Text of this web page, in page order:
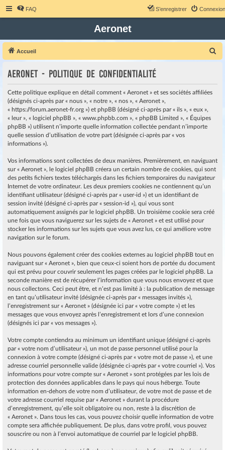
FAQ Connexion
S’enregistrer
Aeronet
Accueil
r
Aeronet - Politique de confidentialité
Cette politique explique en détail comment « Aeronet » et ses sociétés affiliées
(désignés ci-après par « nous », « notre », « nos », « Aeronet »,
« https://forum.aeronet-fr.org ») et phpBB (désigné ci-après par « ils », « eux »,
« leur », « logiciel phpBB », « www.phpbb.com », « phpBB Limited », « Équipes
phpBB ») utilisent n’importe quelle information collectée pendant n’importe
quelle session d’utilisation de votre part (désignée ci-après par « vos
informations »).
Vos informations sont collectées de deux manières. Premièrement, en naviguant
sur « Aeronet », le logiciel phpBB créera un certain nombre de cookies, qui sont
des petits fichiers textes téléchargés dans les fichiers temporaires du navigateur
Internet de votre ordinateur. Les deux premiers cookies ne contiennent qu’un
identifiant utilisateur (désigné ci-après par « user-id ») et un identifiant de
session invité (désigné ci-après par « session-id »), qui vous sont
automatiquement assignés par le logiciel phpBB. Un troisième cookie sera créé
une fois que vous naviguerez sur les sujets de « Aeronet » et est utilisé pour
stocker les informations sur les sujets que vous avez lus, ce qui améliore votre
navigation sur le forum.
Nous pouvons également créer des cookies externes au logiciel phpBB tout en
naviguant sur « Aeronet », bien que ceux-ci soient hors de portée du document
qui est prévu pour couvrir seulement les pages créées par le logiciel phpBB. La
seconde manière est de récupérer l’information que vous nous envoyez et que
nous collectons. Ceci peut être, et n’est pas limité à : la publication de message
en tant qu’utilisateur invité (désignée ci-après par « messages invités »),
l’enregistrement sur « Aeronet » (désignée ici par « votre compte ») et les
messages que vous envoyez après l’enregistrement et lors d’une connexion
(désignés ici par « vos messages »).
Votre compte contiendra au minimum un identifiant unique (désigné ci-après
par « votre nom d’utilisateur »), un mot de passe personnel utilisé pour la
connexion à votre compte (désigné ci-après par « votre mot de passe »), et une
adresse courriel personnelle valide (désignée ci-après par « votre courriel »). Vos
informations pour votre compte sur « Aeronet » sont protégées par les lois de
protection des données applicables dans le pays qui nous héberge. Toute
information en-dehors de votre nom d’utilisateur, de votre mot de passe et de
votre adresse courriel requise par « Aeronet » durant la procédure
d’enregistrement, qu’elle soit obligatoire ou non, reste à la discrétion de
« Aeronet ». Dans tous les cas, vous pouvez choisir quelle information de votre
compte sera affichée publiquement. De plus, dans votre profil, vous pouvez
souscrire ou non à l’envoi automatique de courriel par le logiciel phpBB.